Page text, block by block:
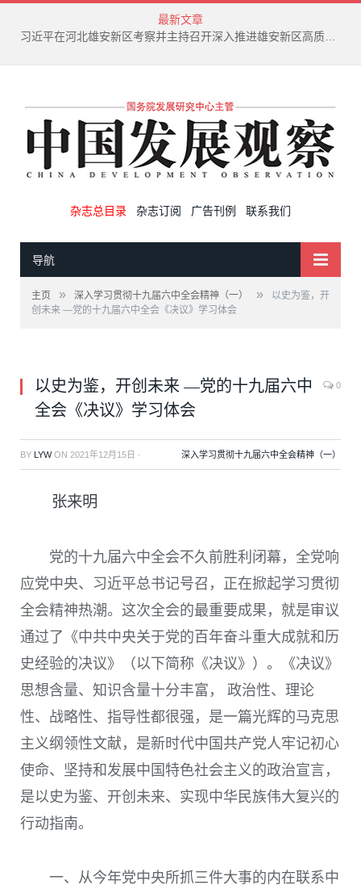
最新文章
习近平在河北雄安新区考察并主持召开深入推进雄安新区高质量建设和发展座谈会
杂志总目录 杂志订阅 广告刊例 联系我们
导航
主页 » 深入学习贯彻十九届六中全会精神（一） »
以史为鉴，开
创未来 —党的十九届六中全会《决议》学习体会
以史为鉴，开创未来 —党的十九届六中
全会《决议》学习体会
0
BY LYWON 2021年12月15日 · 深入学习贯彻十九届六中全会精神（一）
张来明
党的十九届六中全会不久前胜利闭幕，全党响
应党中央、习近平总书记号召，正在掀起学习贯彻
全会精神热潮。这次全会的最重要成果，就是审议
通过了《中共中央关于党的百年奋斗重大成就和历
史经验的决议》（ 以下简称《决议》 ）。《决议》
思想含量、知识含量十分丰富， 政治性、理论
性、战略性、指导性都很强，是一篇光辉的马克思
主义纲领性文献，是新时代中国共产党人牢记初心
使命、坚持和发展中国特色社会主义的政治宣言，
是以史为鉴、开创未来、实现中华民族伟大复兴的
行动指南。
一、从今年党中央所抓三件大事的内在联系中